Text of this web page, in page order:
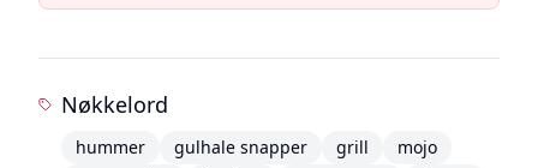
Nøkkelord
hummer gulhale snapper grill
mojo